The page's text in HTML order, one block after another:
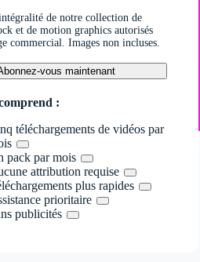
de notre collection de
et de motion graphics autorisés
commercial. Images non incluses.
vous maintenant
:
téléchargements de vidéos par
pack par mois
attribution requise
plus rapides
prioritaire
publicités